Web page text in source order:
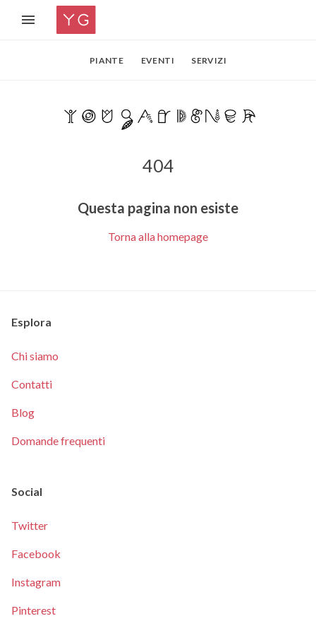
PIANTE EVENTI SERVIZI
404
Questa pagina non esiste
Torna alla homepage
Esplora
Chi siamo
Contatti
Blog
Domande frequenti
Social
Twitter
Facebook
Instagram
Pinterest